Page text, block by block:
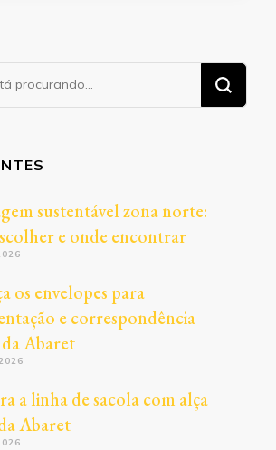
sustentável zona norte:
e onde encontrar
os envelopes para
e correspondência
Abaret
a linha de sacola com alça
Abaret